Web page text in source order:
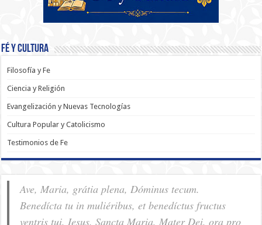
Fé y Cultura
Filosofía y Fe
Ciencia y Religión
Evangelización y Nuevas Tecnologías
Cultura Popular y Catolicismo
Testimonios de Fe
Ave, Maria, grátia plena, Dóminus tecum.
Benedícta tu in muliéribus, et benedíctus fructus
ventris tui, Iesus. Sancta Maria, Mater Dei, ora pro